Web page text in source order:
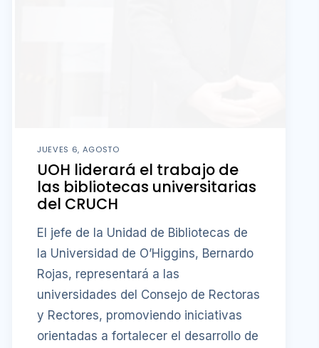
JUEVES 6, AGOSTO
UOH liderará el trabajo de
las bibliotecas universitarias
del CRUCH
El jefe de la Unidad de Bibliotecas de
la Universidad de O’Higgins, Bernardo
Rojas, representará a las
universidades del Consejo de Rectoras
y Rectores, promoviendo iniciativas
orientadas a fortalecer el desarrollo de